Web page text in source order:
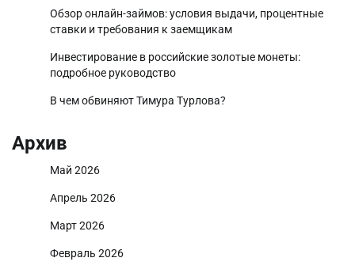
Обзор онлайн-займов: условия выдачи, процентные
ставки и требования к заемщикам
Инвестирование в российские золотые монеты:
подробное руководство
В чем обвиняют Тимура Турлова?
Архив
Май 2026
Апрель 2026
Март 2026
Февраль 2026